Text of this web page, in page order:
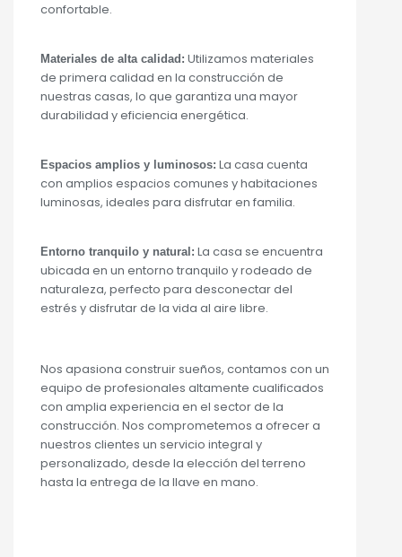
confortable.
Materiales de alta calidad: Utilizamos materiales
de primera calidad en la construcción de
nuestras casas, lo que garantiza una mayor
durabilidad y eficiencia energética.
Espacios amplios y luminosos: La casa cuenta
con amplios espacios comunes y habitaciones
luminosas, ideales para disfrutar en familia.
Entorno tranquilo y natural: La casa se encuentra
ubicada en un entorno tranquilo y rodeado de
naturaleza, perfecto para desconectar del
estrés y disfrutar de la vida al aire libre.
Nos apasiona construir sueños, contamos con un
equipo de profesionales altamente cualificados
con amplia experiencia en el sector de la
construcción. Nos comprometemos a ofrecer a
nuestros clientes un servicio integral y
personalizado, desde la elección del terreno
hasta la entrega de la llave en mano.